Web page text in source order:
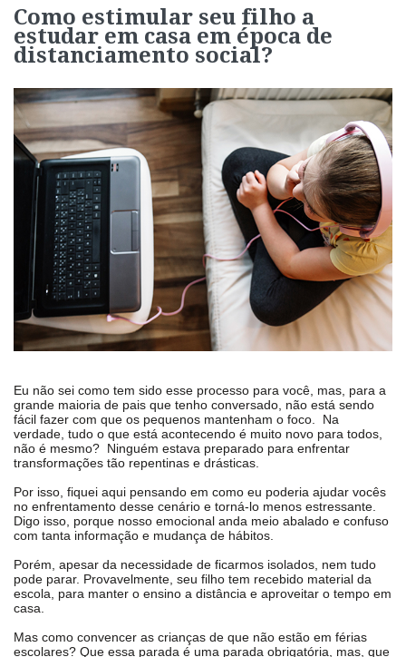
Como estimular seu filho a
estudar em casa em época de
distanciamento social?
Eu não sei como tem sido esse processo para você, mas, para a
grande maioria de pais que tenho conversado, não está sendo
fácil fazer com que os pequenos mantenham o foco. Na
verdade, tudo o que está acontecendo é muito novo para todos,
não é mesmo? Ninguém estava preparado para enfrentar
transformações tão repentinas e drásticas.
Por isso, fiquei aqui pensando em como eu poderia ajudar vocês
no enfrentamento desse cenário e torná-lo menos estressante.
Digo isso, porque nosso emocional anda meio abalado e confuso
com tanta informação e mudança de hábitos.
Porém, apesar da necessidade de ficarmos isolados, nem tudo
pode parar. Provavelmente, seu filho tem recebido material da
escola, para manter o ensino a distância e aproveitar o tempo em
casa.
Mas como convencer as crianças de que não estão em férias
escolares? Que essa parada é uma parada obrigatória, mas, que